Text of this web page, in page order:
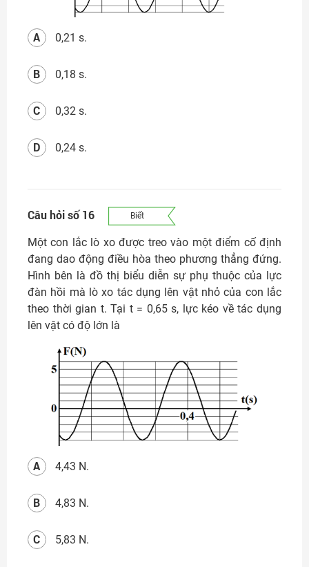
0,21 s.
A
0,18 s.
B
0,32 s.
C
0,24 s.
D
Câu hỏi số 16 Biết
Một con lắc lò xo được treo vào một điểm cố định
đang dao động điều hòa theo phương thẳng đứng.
Hình bên là đồ thị biểu diễn sự phụ thuộc của lực
đàn hồi mà lò xo tác dụng lên vật nhỏ của con lắc
theo thời gian t. Tại t = 0,65 s, lực kéo về tác dụng
lên vật có độ lớn là
4,43 N.
A
4,83 N.
B
5,83 N.
C